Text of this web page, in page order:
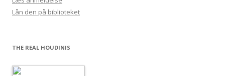
Lån den på biblioteket
THE REAL HOUDINIS